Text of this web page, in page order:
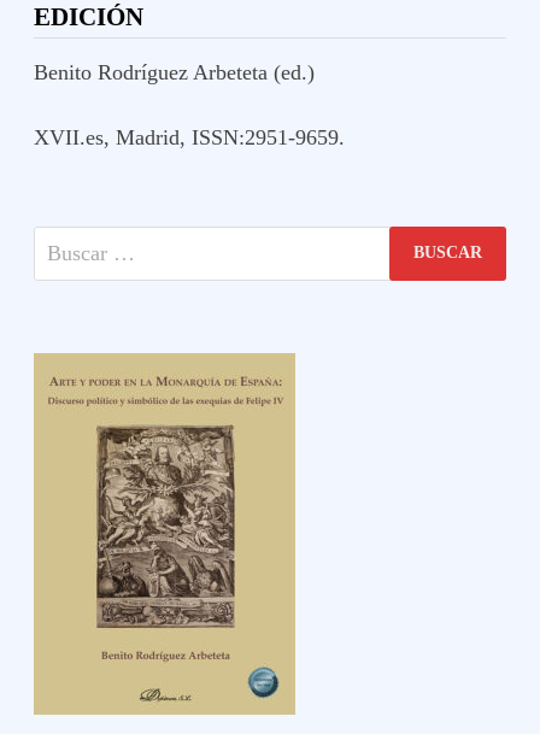
EDICIÓN
Benito Rodríguez Arbeteta (ed.)
XVII.es, Madrid, ISSN:2951-9659.
Buscar: